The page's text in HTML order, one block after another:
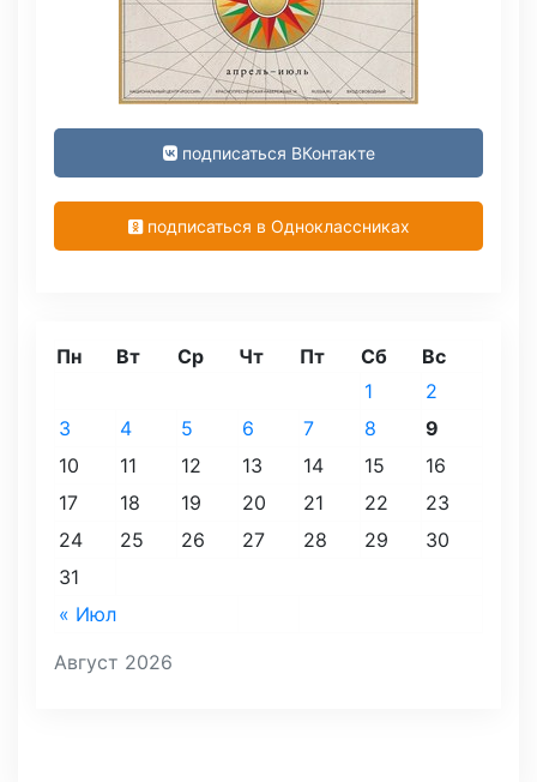
подписаться ВКонтакте
подписаться в Одноклассниках
Август 2026
Пн Вт Ср Чт Пт Сб Вс
« Июл
1
2
3
4 5 6 7 8
9
10
11 12 13 14 15
16
17
18 19 20 21 22
23
24
25 26 27 28 29
30
31